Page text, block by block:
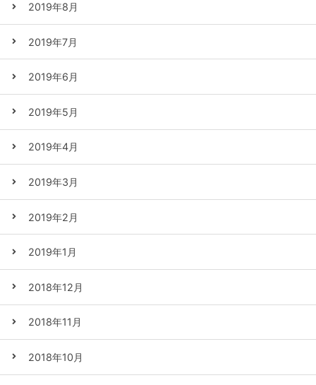
2019年8月
2019年7月
2019年6月
2019年5月
2019年4月
2019年3月
2019年2月
2019年1月
2018年12月
2018年11月
2018年10月